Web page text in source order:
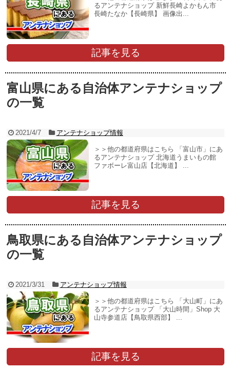
るアンテナショップ 新鮮長崎よかもん市
長崎たなか【長崎県】 画像出...
記事を見る
富山県にある自治体アンテナショップ
の一覧
2021/4/7 アンテナショップ情報
＞＞他の都道府県はこちら 「富山市」にあ
るアンテナショップ 北海道うまいもの館
ファボーレ富山店【北海道】 ...
記事を見る
鳥取県にある自治体アンテナショップ
の一覧
2021/3/31 アンテナショップ情報
＞＞他の都道府県はこちら 「大山町」にあ
るアンテナショップ 「大山時間」Shop 大
山寺参道店【鳥取県西部】 ...
記事を見る